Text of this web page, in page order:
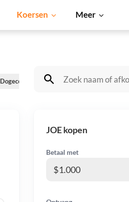
Koersen Meer
Dogecoin Solana BNB
JOE kopen
Betaal met